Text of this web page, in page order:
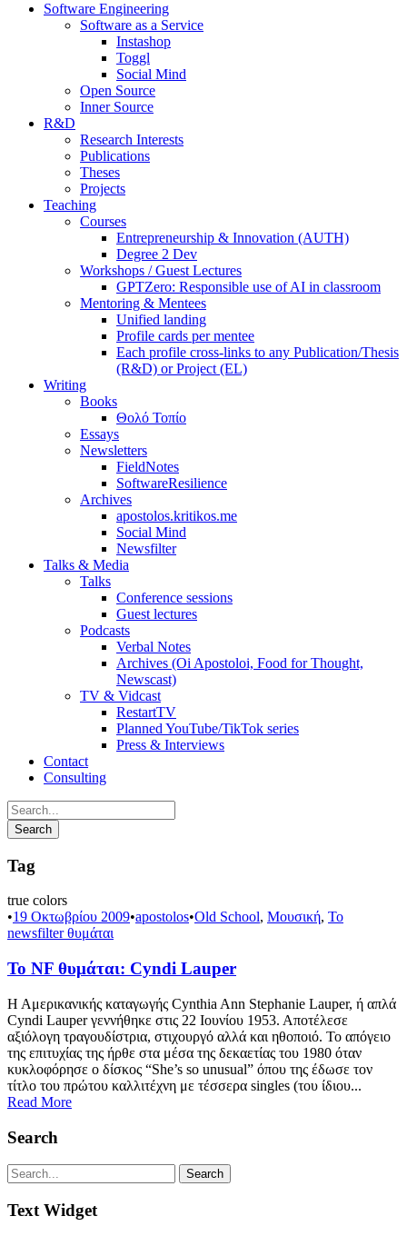
Software Engineering
Software as a Service
Instashop
Toggl
Social Mind
Open Source
Inner Source
R&D
Research Interests
Publications
Theses
Projects
Teaching
Courses
Entrepreneurship & Innovation (AUTH)
Degree 2 Dev
Workshops / Guest Lectures
GPTZero: Responsible use of AI in classroom
Mentoring & Mentees
Unified landing
Profile cards per mentee
Each profile cross-links to any Publication/Thesis
(R&D) or Project (EL)
Writing
Books
Θολό Τοπίο
Essays
Newsletters
FieldNotes
SoftwareResilience
Archives
apostolos.kritikos.me
Social Mind
Newsfilter
Talks & Media
Talks
Conference sessions
Guest lectures
Podcasts
Verbal Notes
Archives (Oi Apostoloi, Food for Thought,
Newscast)
TV & Vidcast
RestartTV
Planned YouTube/TikTok series
Press & Interviews
Contact
Consulting
Tag
true colors
•19 Οκτωβρίου 2009•apostolos•Old School, Μουσική, Το
newsfilter θυμάται
Το NF θυμάται: Cyndi Lauper
Η Αμερικανικής καταγωγής Cynthia Ann Stephanie Lauper, ή απλά
Cyndi Lauper γεννήθηκε στις 22 Ιουνίου 1953. Αποτέλεσε
αξιόλογη τραγουδίστρια, στιχουργό αλλά και ηθοποιό. Το απόγειο
της επιτυχίας της ήρθε στα μέσα της δεκαετίας του 1980 όταν
κυκλοφόρησε ο δίσκος “She’s so unusual” όπου της έδωσε τον
τίτλο του πρώτου καλλιτέχνη με τέσσερα singles (του ίδιου...
Read More
Search
Text Widget